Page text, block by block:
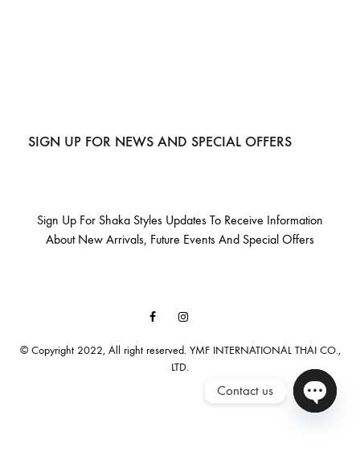
SIGN UP FOR NEWS AND SPECIAL OFFERS
Sign Up For Shaka Styles Updates To Receive Information
About New Arrivals, Future Events And Special Offers
© Copyright 2022, All right reserved. YMF INTERNATIONAL THAI CO.,
LTD.
FacebookInstagram
Contact us